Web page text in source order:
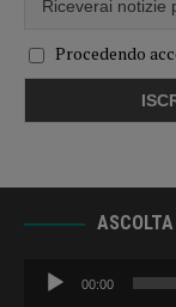
Procedendo
Audio
Player
00:00